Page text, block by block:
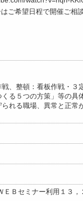
ご希望日程で開催ご相
、整頓：看板作戦・３
る５つの方策」等の具
れる職場、異常と正常
ＥＢセミナー利用１３，